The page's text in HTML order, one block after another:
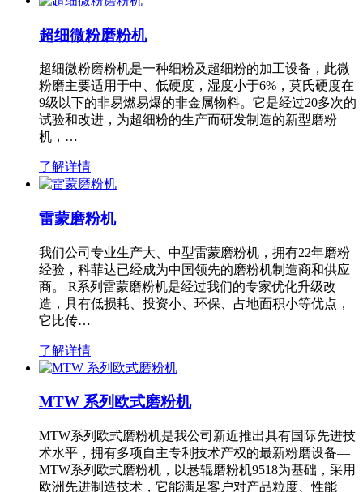
超细微粉磨粉机
超细微粉磨粉机是一种细粉及超细粉的加工设备，此微
粉磨主要适用于中、低硬度，湿度小于6%，莫氏硬度在
9级以下的非易燃易爆的非金属物料。它是经过20多次的
试验和改进，为超细粉的生产而研发制造的新型磨粉
机，…
了解详情
雷蒙磨粉机
我们公司专业生产大、中型雷蒙磨粉机，拥有22年磨粉
经验，科菲达已经成为中国领先的磨粉机制造商和供应
商。 R系列雷蒙磨粉机是经过我们的专家优化升级改
造，具有低损耗、投资小、环保、占地面积小等优点，
它比传…
了解详情
MTW 系列欧式磨粉机
MTW系列欧式磨粉机是我公司新近推出具有国际先进技
术水平，拥有多项自主专利技术产权的最新粉磨设备—
MTW系列欧式磨粉机，以悬辊磨粉机9518为基础，采用
欧洲先进制造技术，它能满足客户对产品粒度、性能